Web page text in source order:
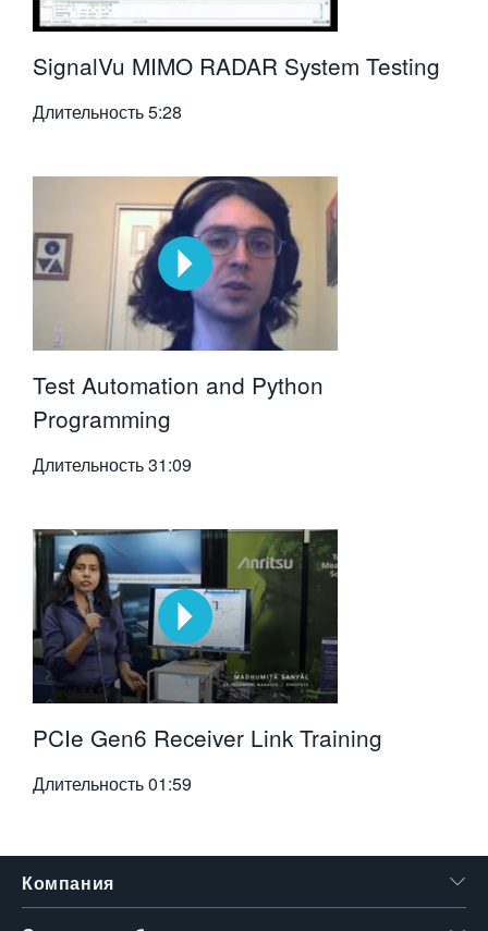
SignalVu MIMO RADAR System Testing
Длительность5:28
Test Automation and Python
Programming
Длительность31:09
PCIe Gen6 Receiver Link Training
Длительность01:59
Компания